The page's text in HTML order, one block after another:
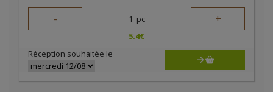
- 1 pc +
5.4€
Réception souhaitée le